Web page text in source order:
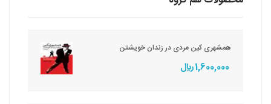
همشهری کین مردی در زندان خویشتن
1,600,000 ريال